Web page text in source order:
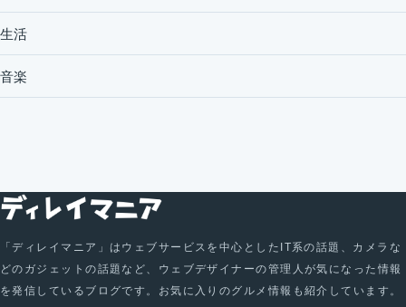
生活
音楽
「ディレイマニア」はウェブサービスを中心としたIT系の話題、カメラな
どのガジェットの話題など、ウェブデザイナーの管理人が気になった情報
を発信しているブログです。お気に入りのグルメ情報も紹介しています。